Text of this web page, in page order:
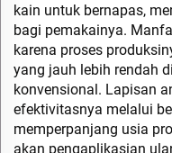
kain untuk bernapas,
bagi pemakainya.
karena proses
yang jauh lebih rendah
konvensional. Lapisan
efektivitasnya melalui
memperpanjang usia
akan pengaplikasian